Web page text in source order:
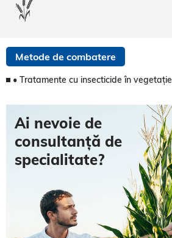
Metode de combatere
• Tratamente cu insecticide în vegetație
Ai nevoie de
consultanță de
specialitate?